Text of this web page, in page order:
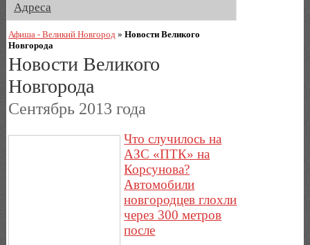
Адреса
Афиша - Великий Новгород »Новости Великого
Новгорода
Новости Великого
Новгорода
Сентябрь 2013 года
Что случилось на
АЗС «ПТК» на
Корсунова?
Автомобили
новгородцев глохли
через 300 метров
после